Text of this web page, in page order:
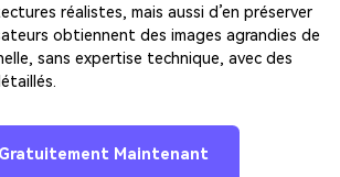
réalistes, mais aussi d’en préserver
obtiennent des images agrandies de
sans expertise technique, avec des
Gratuitement Maintenant